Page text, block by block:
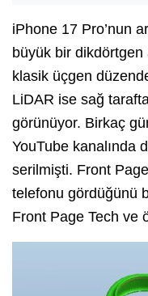
iPhone 17 Pro’nun
büyük bir
klasik üçgen
LiDAR ise sağ
görünüyor. Birkaç
YouTube kanalında
serilmişti. Front
telefonu gördüğünü
Front Page Tech ve